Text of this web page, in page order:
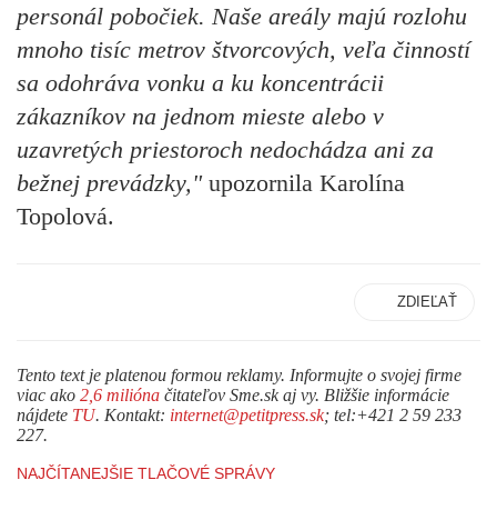
personál pobočiek. Naše areály majú rozlohu
mnoho tisíc metrov štvorcových, veľa činností
sa odohráva vonku a ku koncentrácii
zákazníkov na jednom mieste alebo v
uzavretých priestoroch nedochádza ani za
bežnej prevádzky,"upozornila Karolína
Topolová.
ZDIEĽAŤ
Tento text je platenou formou reklamy. Informujte o svojej firme
viac ako 2,6 milióna čitateľov Sme.sk aj vy. Bližšie informácie
nájdete TU. Kontakt: internet@petitpress.sk; tel:+421 2 59 233
227.
NAJČÍTANEJŠIE TLAČOVÉ SPRÁVY